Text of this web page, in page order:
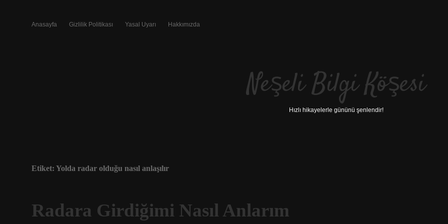
Anasayfa Gizlilik Politikası Yasal Uyarı Hakkımızda
Neşeli Bilgi Köşesi
Hızlı hikayelerle gününü şenlendir!
Etiket: Yolda radar olduğu nasıl anlaşılır
Radara Girdiğimi Nasıl Anlarım